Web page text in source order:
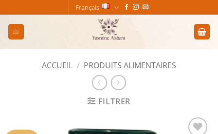
au
contenu
Français
ACCUEIL / PRODUITS ALIMENTAIRES
FILTRER